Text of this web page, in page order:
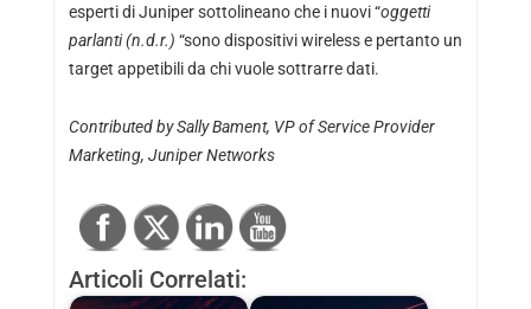
esperti di Juniper sottolineano che i nuovi “oggetti
parlanti (n.d.r.) “sono dispositivi wireless e pertanto un
target appetibili da chi vuole sottrarre dati.
Contributed by Sally Bament, VP of Service Provider
Marketing, Juniper Networks
Articoli Correlati: